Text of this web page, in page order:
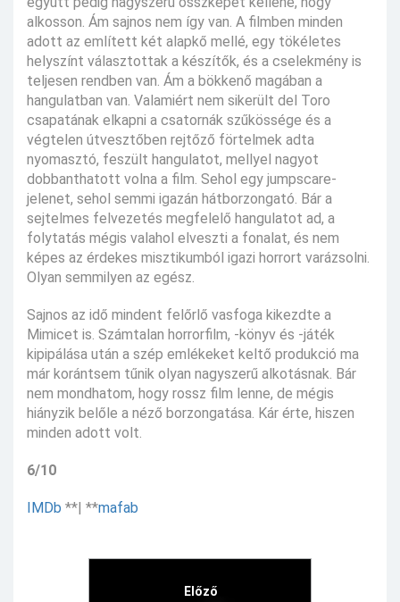
alkosson. Ám sajnos nem így van. A filmben minden
adott az említett két alapkő mellé, egy tökéletes
helyszínt választottak a készítők, és a cselekmény is
teljesen rendben van. Ám a bökkenő magában a
hangulatban van. Valamiért nem sikerült del Toro
csapatának elkapni a csatornák szűkössége és a
végtelen útvesztőben rejtőző förtelmek adta
nyomasztó, feszült hangulatot, mellyel nagyot
dobbanthatott volna a film. Sehol egy jumpscare-
jelenet, sehol semmi igazán hátborzongató. Bár a
sejtelmes felvezetés megfelelő hangulatot ad, a
folytatás mégis valahol elveszti a fonalat, és nem
képes az érdekes misztikumból igazi horrort varázsolni.
Olyan semmilyen az egész.
Sajnos az idő mindent felőrlő vasfoga kikezdte a
Mimicet is. Számtalan horrorfilm, -könyv és -játék
kipipálása után a szép emlékeket keltő produkció ma
már korántsem tűnik olyan nagyszerű alkotásnak. Bár
nem mondhatom, hogy rossz film lenne, de mégis
hiányzik belőle a néző borzongatása. Kár érte, hiszen
minden adott volt.
6/10
IMDb **| **mafab
Előző